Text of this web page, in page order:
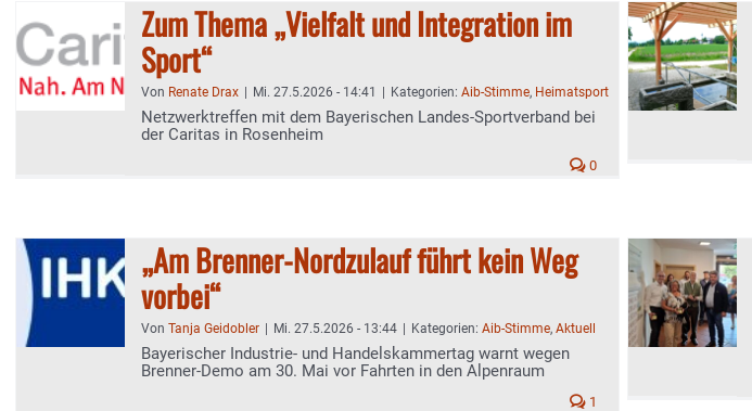
Zum Thema „Vielfalt und Integration im
Sport“
Von Renate Drax Mi. 27.5.2026 - 14:41 Kategorien: Aib-Stimme, Heimatsport
Netzwerktreffen mit dem Bayerischen Landes-Sportverband bei
der Caritas in Rosenheim
0
„Am Brenner-Nordzulauf führt kein Weg
vorbei“
Von Tanja Geidobler Mi. 27.5.2026 - 13:44 Kategorien: Aib-Stimme, Aktuell
Bayerischer Industrie- und Handelskammertag warnt wegen
Brenner-Demo am 30. Mai vor Fahrten in den Alpenraum
1